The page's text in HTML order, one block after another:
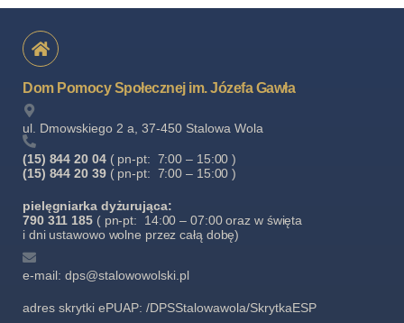
Dom Pomocy Społecznej im. Józefa Gawła
ul. Dmowskiego 2 a, 37-450 Stalowa Wola
(15) 844 20 04 ( pn-pt: 7:00 – 15:00 )
(15) 844 20 39( pn-pt: 7:00 – 15:00 )
pielęgniarka dyżurująca:
790 311 185( pn-pt: 14:00 – 07:00 oraz w święta
i dni ustawowo wolne przez całą dobę)
e-mail: dps@stalowowolski.pl
adres skrytki ePUAP: /DPSStalowawola/SkrytkaESP